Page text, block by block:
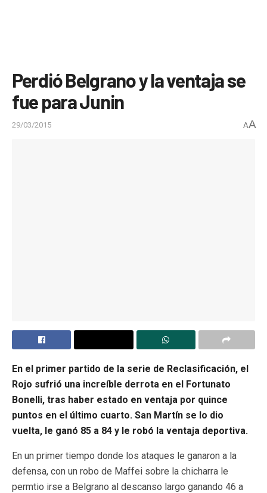
Perdió Belgrano y la ventaja se
fue para Junin
29/03/2015 AA
En el primer partido de la serie de Reclasificación, el
Rojo sufrió una increíble derrota en el Fortunato
Bonelli, tras haber estado en ventaja por quince
puntos en el último cuarto. San Martín se lo dio
vuelta, le ganó 85 a 84 y le robó la ventaja deportiva.
En un primer tiempo donde los ataques le ganaron a la
defensa, con un robo de Maffei sobre la chicharra le
permtio irse a Belgrano al descanso largo ganando 46 a